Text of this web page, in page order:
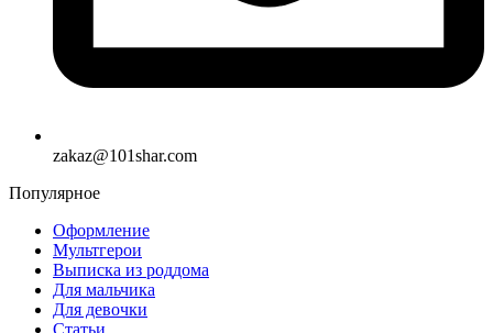
zakaz@101shar.com
Популярное
Оформление
Мультгерои
Выписка из роддома
Для мальчика
Для девочки